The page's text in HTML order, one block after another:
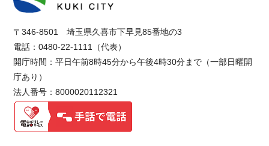
〒346-8501 埼玉県久喜市下早見85番地の3
電話：0480-22-1111（代表）
開庁時間：平日午前8時45分から午後4時30分まで（一部日曜開
庁あり）
法人番号：8000020112321